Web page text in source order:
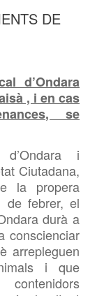
DE
d’Ondara
, i en cas
se
d’Ondara i
Ciutadana,
la propera
de febrer, el
durà a
conscienciar
arrepleguen
i que